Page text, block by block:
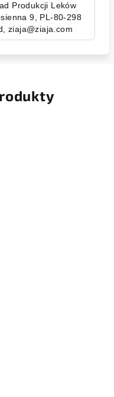
Produkcji Leków
9, PL-80-298
ziaja@ziaja.com